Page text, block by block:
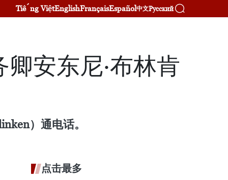
Tiếng ViệtEnglishFrançaisEspañol中文Русский
安东尼·布林肯
）通电话。
点击最多